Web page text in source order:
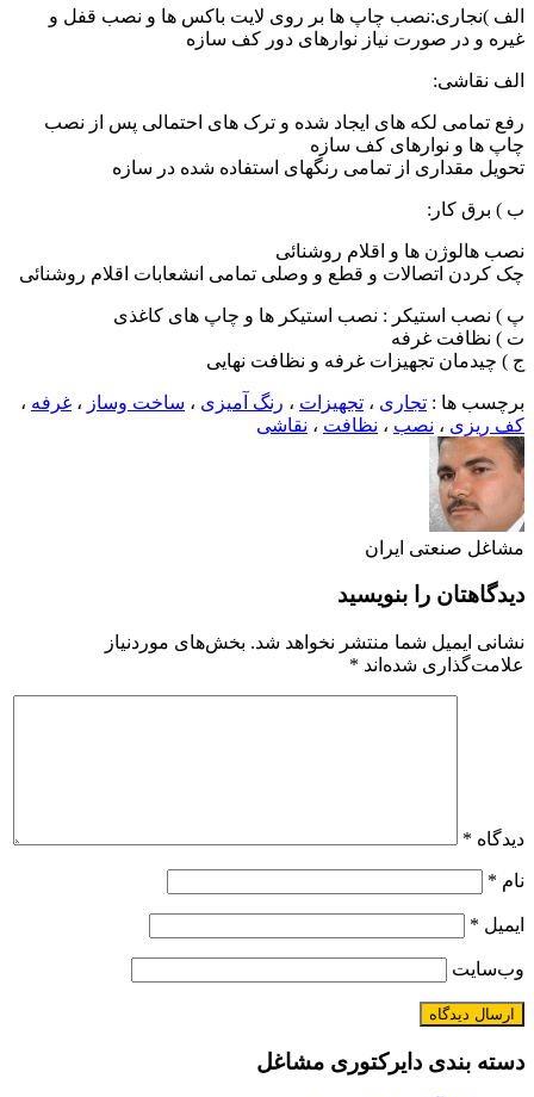
الف )نجاری:نصب چاپ ها بر روی لایت باکس ها و نصب قفل و
غیره و در صورت نیاز نوارهای دور کف سازه
الف نقاشی:
رفع تمامی لکه های ایجاد شده و ترک های احتمالی پس از نصب
چاپ ها و نوارهای کف سازه
تحویل مقداری از تمامی رنگهای استفاده شده در سازه
ب ) برق کار:
نصب هالوژن ها و اقلام روشنائی
چک کردن اتصالات و قطع و وصلی تمامی انشعابات اقلام روشنائی
پ ) نصب استیکر : نصب استیکر ها و چاپ های کاغذی
ت ) نظافت غرفه
ج ) چیدمان تجهیزات غرفه و نظافت نهایی
برچسب ها : تجاری ، تجهیزات ، رنگ آمیزی ، ساخت وساز ، غرفه ،
کف ریزی ، نصب ، نظافت ، نقاشی
مشاغل صنعتی ایران
دیدگاهتان را بنویسید
نشانی ایمیل شما منتشر نخواهد شد. بخش‌های موردنیاز
علامت‌گذاری شده‌اند *
دیدگاه *
نام *
ایمیل *
وب‌سایت
دسته بندی دایرکتوری مشاغل